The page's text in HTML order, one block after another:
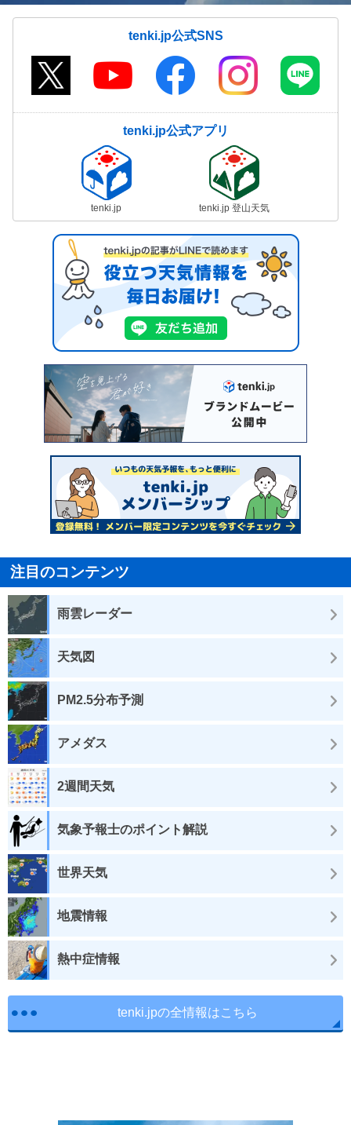
tenki.jp公式SNS
tenki.jp公式アプリ
tenki.jp tenki.jp 登山天気
注目のコンテンツ
雨雲レーダー
天気図
PM2.5分布予測
アメダス
2週間天気
気象予報士のポイント解説
世界天気
地震情報
熱中症情報
tenki.jpの全情報はこちら